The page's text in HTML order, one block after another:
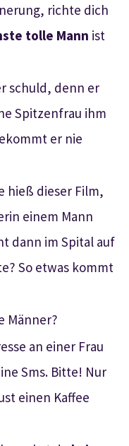
richte dich
tolle Mann ist
schuld, denn er
Spitzenfrau ihm
er nie
hieß dieser Film,
einem Mann
dann im Spital auf
So etwas kommt
Männer?
an einer Frau
Sms. Bitte! Nur
einen Kaffee